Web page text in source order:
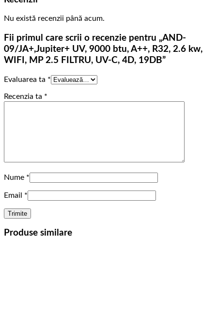
Nu există recenzii până acum.
Fii primul care scrii o recenzie pentru „AND-
09/JA+,Jupiter+ UV, 9000 btu, A++, R32, 2.6 kw,
WIFI, MP 2.5 FILTRU, UV-C, 4D, 19DB”
Evaluarea ta *
Recenzia ta *
Nume *
Email *
Produse similare